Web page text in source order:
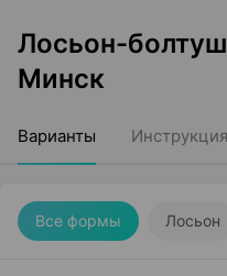
Лосьон-
Минск
Варианты Инструкция
Все формы Лосьон